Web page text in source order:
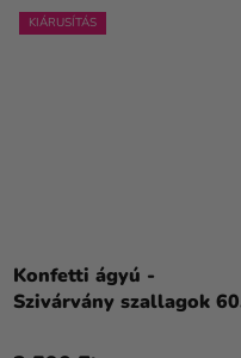
KIÁRUSÍTÁS
Konfetti ágyú -
Szivárvány szallagok 60